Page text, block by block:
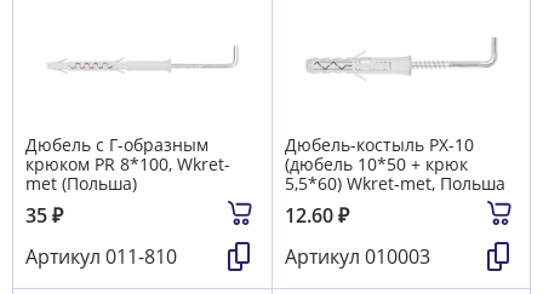
Дюбель с Г-образным
крюком PR 8*100, Wkret-
met (Польша)
35₽
Артикул 011-810
Дюбель-костыль РX-10
(дюбель 10*50 + крюк
5,5*60) Wkret-met, Польша
12.60₽
Артикул 010003